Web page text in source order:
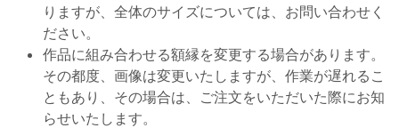
りますが、全体のサイズについては、お問い合わせく
ださい。
作品に組み合わせる額縁を変更する場合があります。
その都度、画像は変更いたしますが、作業が遅れるこ
ともあり、その場合は、ご注文をいただいた際にお知
らせいたします。